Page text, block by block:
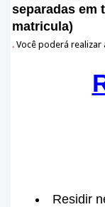
separadas em
matricula)
. Você poderá realizar
Residir